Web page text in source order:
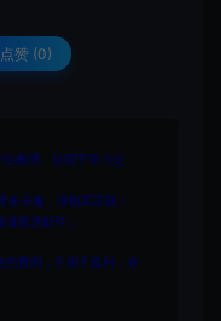
点赞 (0)
整理。仅用于学习交
多乐趣，请购买正版！
发送邮件：
的费用，不用于盈利，亦